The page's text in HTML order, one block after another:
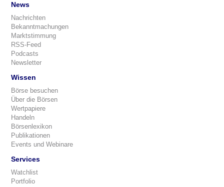
News
Nachrichten
Bekanntmachungen
Marktstimmung
RSS-Feed
Podcasts
Newsletter
Wissen
Börse besuchen
Über die Börsen
Wertpapiere
Handeln
Börsenlexikon
Publikationen
Events und Webinare
Services
Watchlist
Portfolio